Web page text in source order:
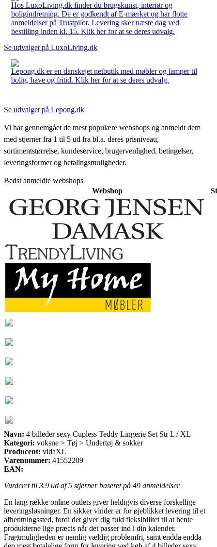
Hos LuxoLiving.dk finder du brugskunst, interiør og
boligindretning. De er godkendt af E-mærket og har flotte
anmeldelser på Trustpilot. Levering sker næste dag ved
bestilling inden kl. 15. Klik her for at se deres udvalg.
Se udvalget på LuxoLiving.dk
Lepong.dk er en danskejet netbutik med møbler og lamper til
bolig, have og fritid. Klik her for at se deres udvalg.
Se udvalget på Lepong.dk
Vi har gennemgået de mest populære webshops og anmeldt dem
med stjerner fra 1 til 5 ud fra bl.a. deres prisniveau,
sortimentstørrelse, kundeservice, brugervenlighed, betingelser,
leveringsformer og betalingsmuligheder.
Bedst anmeldte webshops
Webshop
Navn: 4 billeder sexy Cupless Teddy Lingerie Set Str L / XL
Kategori: voksne > Tøj > Undertøj & sokker
Producent: vidaXL
Varenummer: 41552209
EAN:
Vurderet til 3.9 ud af 5 stjerner baseret på 49 anmeldelser
En lang række online outlets giver heldigvis diverse forskellige
leveringsløsninger. En sikker vinder er for øjeblikket levering til et
afhentningssted, fordi det giver dig fuld fleksibilitet til at hente
produkterne lige præcis når det passer ind i din kalender.
Fragtmuligheden er nemlig vældig problemfri, samt endda endda